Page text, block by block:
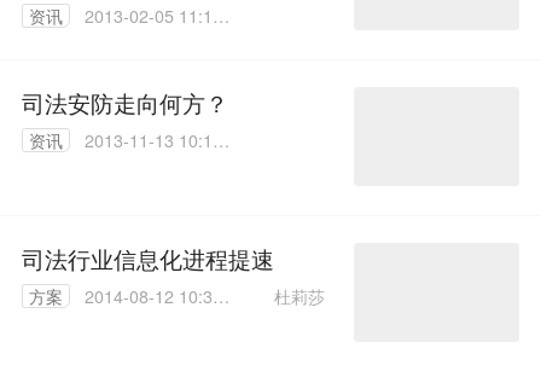
资讯
2013-02-05 11:11:
司法安防走向何方？
资讯
2013-11-13 10:11:
司法行业信息化进程提速
方案
2014-08-12 10:35:
杜莉莎